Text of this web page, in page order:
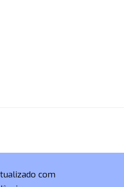
com